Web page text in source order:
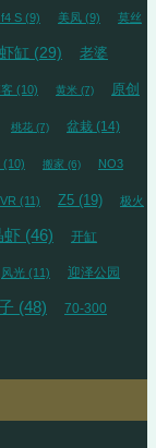
S (9) 美凤 (9) 莫丝
虾缸 (29) 老婆
(10) 黄米 (7) 原创
桃花 (7) 盆栽 (14)
(10) 搬家 (6) NO3
(11) Z5 (19) 极火
虾 (46) 开缸
风光 (11) 迎泽公园
(48) 70-300